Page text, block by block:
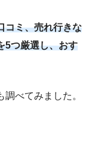
コミ、売れ行きな
5つ厳選し、おす
べてみました。